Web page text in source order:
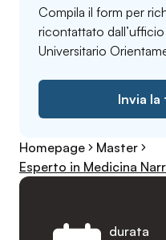
Compila il form per
ricontattato
Universitario
Invia la
Homepage
Master
Esperto in Medicina
durata